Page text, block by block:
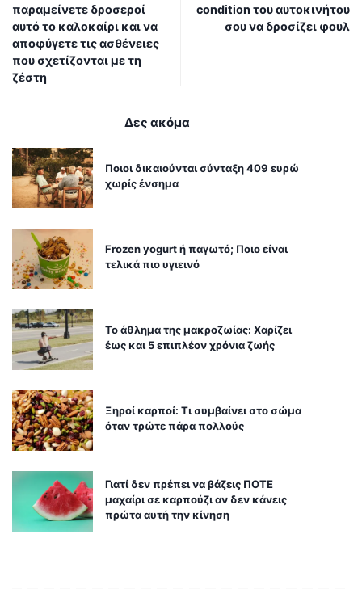
παραμείνετε δροσεροί
αυτό το καλοκαίρι και να
αποφύγετε τις ασθένειες
που σχετίζονται με τη
ζέστη
condition του αυτοκινήτου
σου να δροσίζει φουλ
Δες ακόμα
Ποιοι δικαιούνται σύνταξη 409 ευρώ
χωρίς ένσημα
Frozen yogurt ή παγωτό; Ποιο είναι
τελικά πιο υγιεινό
Το άθλημα της μακροζωίας: Χαρίζει
έως και 5 επιπλέον χρόνια ζωής
Ξηροί καρποί: Τι συμβαίνει στο σώμα
όταν τρώτε πάρα πολλούς
Γιατί δεν πρέπει να βάζεις ΠΟΤΕ
μαχαίρι σε καρπούζι αν δεν κάνεις
πρώτα αυτή την κίνηση